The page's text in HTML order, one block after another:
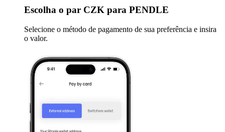
Escolha o par CZK para PENDLE
Selecione o método de pagamento de sua preferência e insira
o valor.